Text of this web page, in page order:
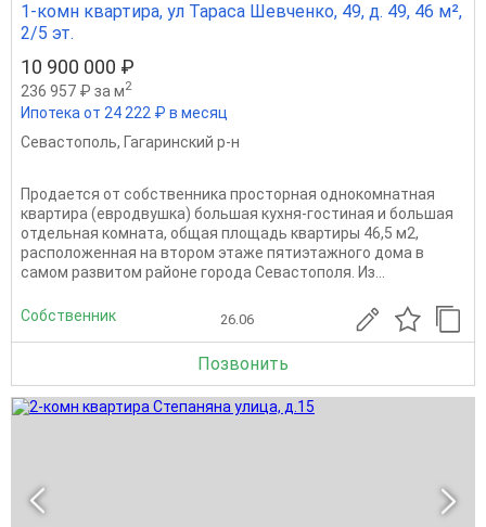
1-комн квартира, ул Тараса Шевченко, 49, д. 49, 46 м²,
2/5 эт.
10 900 000 ₽
236 957 ₽ за м2
Ипотека от 24 222 ₽ в месяц
Севастополь, Гагаринский р-н
Продается от собственника просторная однокомнатная
квартира (евродвушка) большая кухня-гостиная и большая
отдельная комната, общая площадь квартиры 46,5 м2,
расположенная на втором этаже пятиэтажного дома в
самом развитом районе города Севастополя. Из...
Собственник 26.06
Позвонить